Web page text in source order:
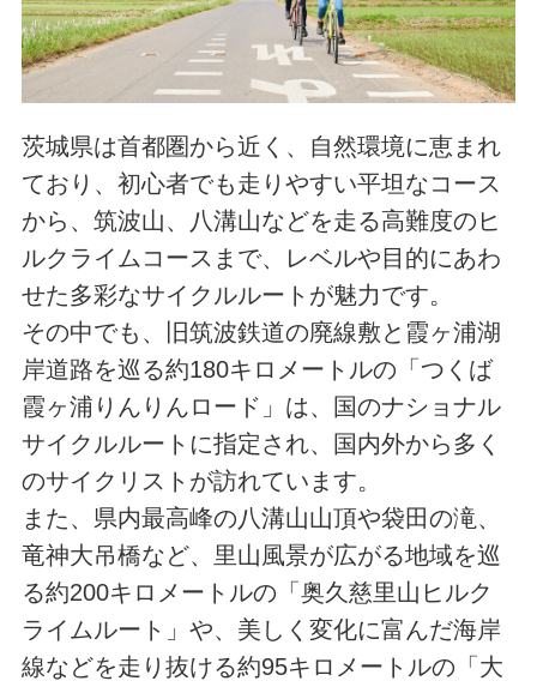
茨城県は首都圏から近く、自然環境に恵まれ
ており、初心者でも走りやすい平坦なコース
から、筑波山、八溝山などを走る高難度のヒ
ルクライムコースまで、レベルや目的にあわ
せた多彩なサイクルルートが魅力です。
その中でも、旧筑波鉄道の廃線敷と霞ヶ浦湖
岸道路を巡る約180キロメートルの「つくば
霞ヶ浦りんりんロード」は、国のナショナル
サイクルルートに指定され、国内外から多く
のサイクリストが訪れています。
また、県内最高峰の八溝山山頂や袋田の滝、
竜神大吊橋など、里山風景が広がる地域を巡
る約200キロメートルの「奥久慈里山ヒルク
ライムルート」や、美しく変化に富んだ海岸
線などを走り抜ける約95キロメートルの「大